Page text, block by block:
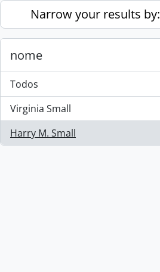
Skip to main content
Narrow your results by:
nome
Todos
Virginia Small
, 1 resultados
Harry M. Small
, 1 resultados